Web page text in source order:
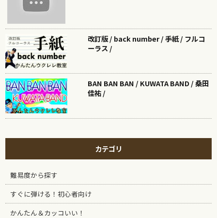
改訂版 / back number / 手紙 / フルコ
ーラス /
BAN BAN BAN / KUWATA BAND / 桑田
佳祐 /
カテゴリ
難易度から探す
すぐに弾ける！初心者向け
かんたん＆カッコいい！